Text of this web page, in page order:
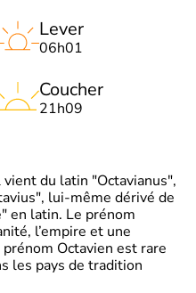
Lever
06h01
Coucher
21h09
du latin "Octavianus",
lui-même dérivé de
en latin. Le prénom
l’empire et une
Octavien est rare
les pays de tradition